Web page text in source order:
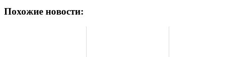
Похожие новости: